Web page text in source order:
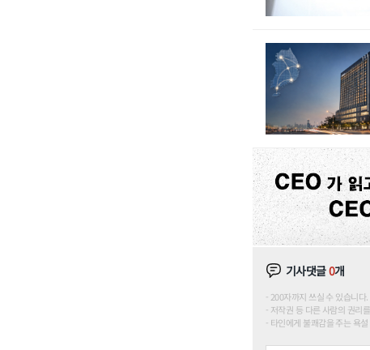
기사댓글0개
200자까지 쓰실 수 있습니
저작권 등 다른 사람의 권리
타인에게 불쾌감을 주는 욕